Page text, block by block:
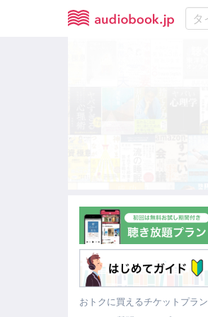
おトクに買えるチケットプラン